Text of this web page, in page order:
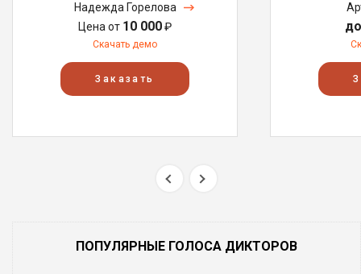
Надежда Горелова
Цена от 10 000₽
Скачать демо
Заказать
ПОПУЛЯРНЫЕ ГОЛОСА ДИКТОРОВ